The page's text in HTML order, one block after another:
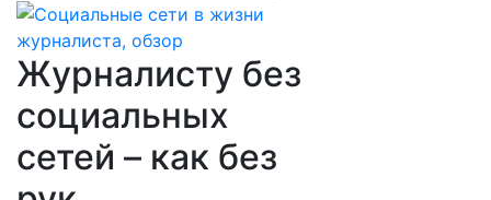
Журналисту без
социальных
сетей – как без